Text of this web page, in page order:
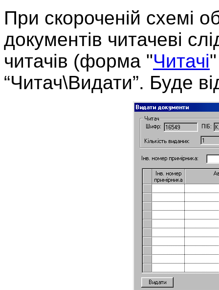
При скороченій схемі
документів читачеві
читачів (форма "Читачі
“Читач\Видати”. Буде